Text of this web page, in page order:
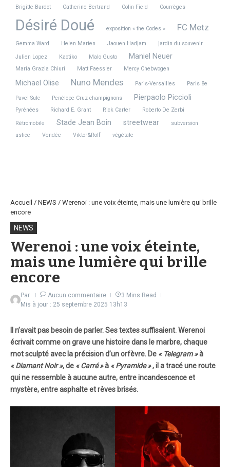
Brigitte Bardot
Catherine Bertrand Colin Field Courrèges
Désiré Doué exposition « the Codes » FC Metz
Gemma Ward Helen Marten Jaouen Hadjam
jardin du souvenir
Julien Lopez
Kaotiko Malo Gusto Maniel Neuer
Maria Grazia Chiuri Matt Faessler Mercy Chebwogen
Michael Olise Nuno Mendes Paris-Versailles Paris 8e
Pavel Sulc Penélope Cruz champignons Pierpaolo Piccioli
Pyrénées Richard E. Grant Rick Carter
Roberto De Zerbi
Rétromobile
Stade Jean Boin streetwear
subversion
ustice
Vendée Viktor&Rolf végétale
Accueil / NEWS / Werenoi : une voix éteinte, mais une lumière qui brille
encore
NEWS
Werenoi : une voix éteinte,
mais une lumière qui brille
encore
Par Aucun commentaire
3 Mins Read
Mis à jour : 25 septembre 2025 13h13
Il n’avait pas besoin de parler. Ses textes suffisaient. Werenoi
écrivait comme on grave une histoire dans le marbre, chaque
mot sculpté avec la précision d’un orfèvre. De « Telegram »à
« Diamant Noir »,de « Carré »à « Pyramide », il a tracé une route
qui ne ressemble à aucune autre, entre incandescence et
mystère, entre asphalte et rêves brisés.